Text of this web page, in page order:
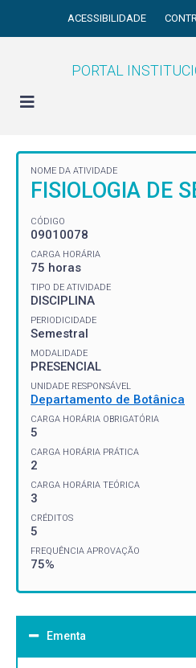
ACESSIBILIDADE
PORTAL
NOME DA ATIVIDADE
FISIOLOGIA DE
CÓDIGO
09010078
CARGA HORÁRIA
75 horas
TIPO DE ATIVIDADE
DISCIPLINA
PERIODICIDADE
Semestral
MODALIDADE
PRESENCIAL
UNIDADE RESPONSÁVEL
Departamento de Botânica
CARGA HORÁRIA OBRIGATÓRIA
5
CARGA HORÁRIA PRÁTICA
2
CARGA HORÁRIA TEÓRICA
3
CRÉDITOS
5
FREQUÊNCIA APROVAÇÃO
75%
Ementa